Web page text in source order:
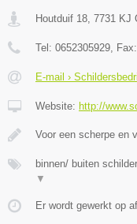
Houtduif 18 7731 KJ
Tel: 0652305929 , Fax:
E-mail ›
Website: http://
Voor een scherpe en
binnen/ buiten
▼
Er wordt gewerkt op